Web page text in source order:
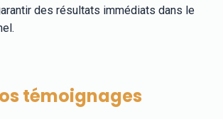
des résultats immédiats dans le
témoignages